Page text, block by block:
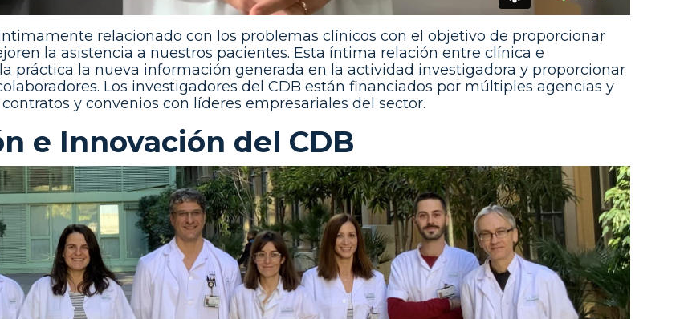
relacionado con los problemas clínicos con el objetivo de proporcionar
la asistencia a nuestros pacientes. Esta íntima relación entre clínica e
práctica la nueva información generada en la actividad investigadora y proporcionar
Los investigadores del CDB están financiados por múltiples agencias y
y convenios con líderes empresariales del sector.
e Innovación del CDB